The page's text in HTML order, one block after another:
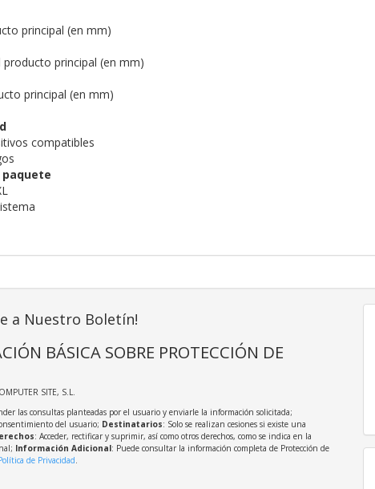
principal (en mm)
producto principal (en mm)
principal (en mm)
compatibles
paquete
a Nuestro Boletín!
BÁSICA SOBRE PROTECCIÓN DE
SITE, S.L.
las consultas planteadas por el usuario y enviarle la información solicitada;
del usuario; Destinatarios: Solo se realizan cesiones si existe una
: Acceder, rectificar y suprimir, así como otros derechos, como se indica en la
Información Adicional: Puede consultar la información completa de Protección de
de Privacidad.